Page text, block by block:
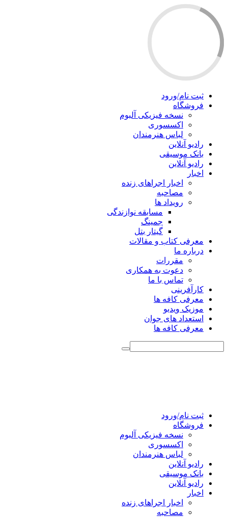
ثبت نام/ورود
فروشگاه
نسخه فیزیکی آلبوم
اکسسوری
لباس هنرمندان
رادیو آنلاین
بانک موسیقی
رادیو آنلاین
اخبار
اخبار اجراهای زنده
مصاحبه
رویداد ها
مسابقه نوازندگی
جمینگ
گیتار بتل
معرفی کتاب و مقالات
درباره ما
مقررات
دعوت به همکاری
تماس با ما
کارآفرینی
معرفی کافه ها
موزیک ویدیو
استعداد های جوان
معرفی کافه ها
ثبت نام/ورود
فروشگاه
نسخه فیزیکی آلبوم
اکسسوری
لباس هنرمندان
رادیو آنلاین
بانک موسیقی
رادیو آنلاین
اخبار
اخبار اجراهای زنده
مصاحبه